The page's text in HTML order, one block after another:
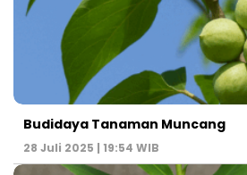
Budidaya Tanaman Muncang
28 Juli 2025 | 19:54 WIB